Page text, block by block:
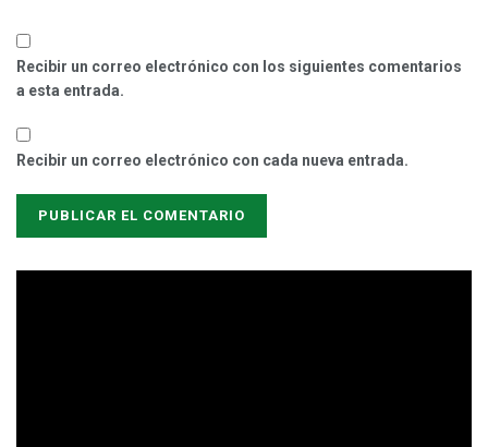
Recibir un correo electrónico con los siguientes comentarios
a esta entrada.
Recibir un correo electrónico con cada nueva entrada.